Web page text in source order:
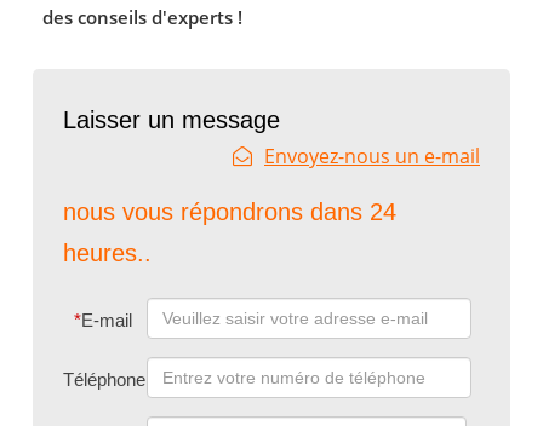
des conseils d'experts !
Laisser un message
Envoyez-nous un e-mail
nous vous répondrons dans 24
heures..
*E-mail
Téléphone